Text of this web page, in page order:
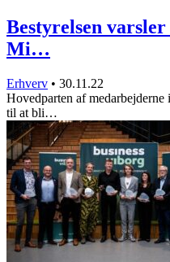
Bestyrelsen
Mi…
Erhverv • 30.11.22
Hovedparten af
til at bli…